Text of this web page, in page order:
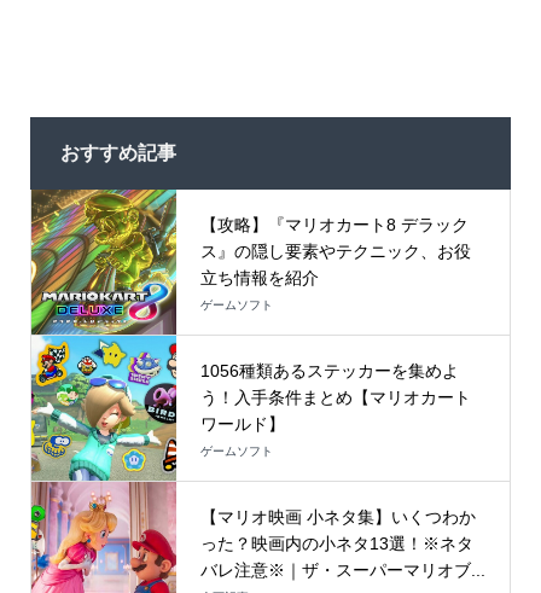
おすすめ記事
【攻略】『マリオカート8 デラック
ス』の隠し要素やテクニック、お役
立ち情報を紹介
ゲームソフト
1056種類あるステッカーを集めよ
う！入手条件まとめ【マリオカート
ワールド】
ゲームソフト
【マリオ映画 小ネタ集】いくつわか
った？映画内の小ネタ13選！※ネタ
バレ注意※｜ザ・スーパーマリオブ...